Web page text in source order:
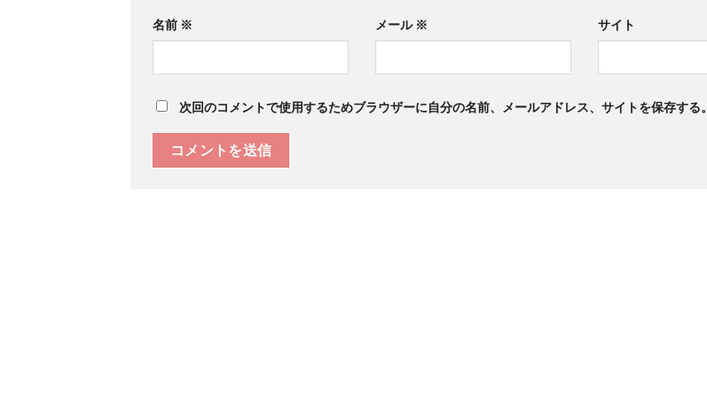
名前 ※ メール ※ サイト
次回のコメントで使用するためブラウザーに自分の名前、メールアドレス、サイトを保存する。